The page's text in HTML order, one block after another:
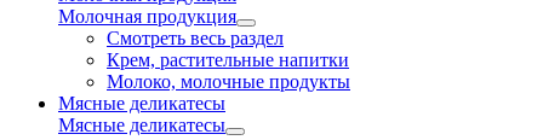
Молочная продукция
Смотреть весь раздел
Крем, растительные напитки
Молоко, молочные продукты
Мясные деликатесы
Мясные деликатесы